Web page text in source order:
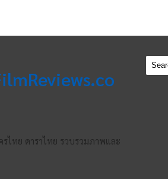
ไทย ดาราไทย รวบรวมภาพและ